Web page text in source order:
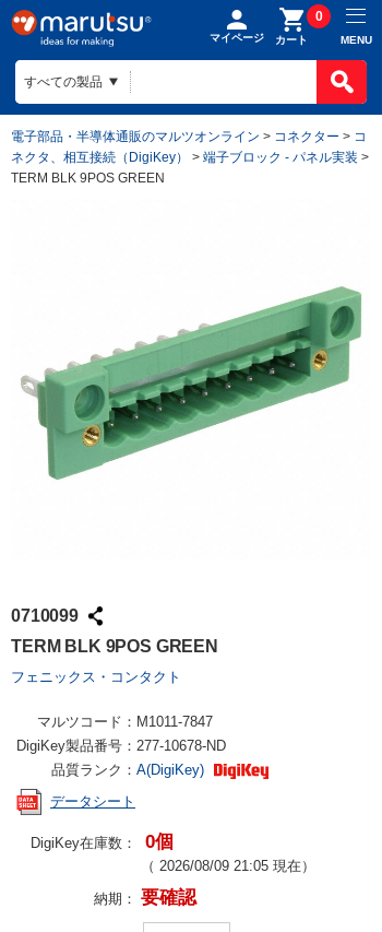
マイページ カート
0
MENU
電子部品・半導体通販のマルツオンライン > コネクター > コ
ネクタ、相互接続（DigiKey）
> 端子ブロック - パネル実装 >
TERM BLK 9POS GREEN
0710099
TERM BLK 9POS GREEN
フェニックス・コンタクト
マルツコード： M1011-7847
DigiKey製品番号： 277-10678-ND
品質ランク： A(DigiKey)
データシート
DigiKey在庫数： 0個
（ 2026/08/09 21:05 現在）
納期： 要確認